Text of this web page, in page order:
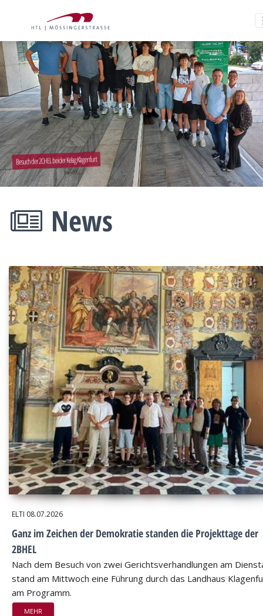
Besuch der 2CHEL bei der Kelag Klagenfurt
News
ELTI 08.07.2026
Ganz im Zeichen der Demokratie standen die Projekttage der
2BHEL
Nach dem Besuch von zwei Gerichtsverhandlungen am
stand am Mittwoch eine Führung durch das Landhaus
am Programm.
MEHR